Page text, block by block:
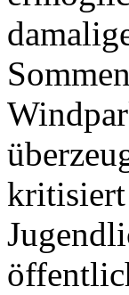
kritisiert